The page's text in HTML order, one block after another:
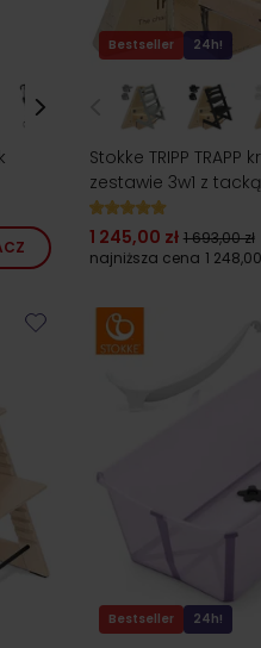
Bestseller 24h!
Stokke TRIPP TRAPP
zestawie 3w1 z
1 245,00 zł 1 693,00 zł
najniższa cena 1
Bestseller 24h!